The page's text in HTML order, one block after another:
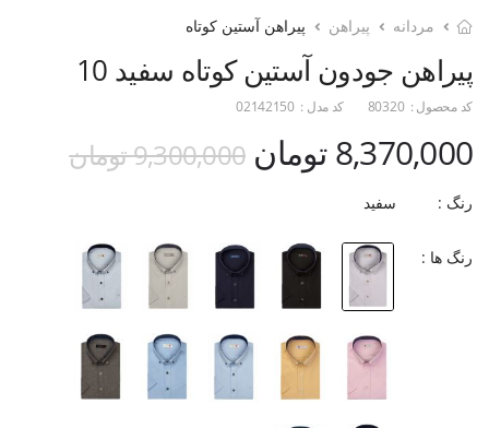
مردانه پیراهن پیراهن آستین کوتاه
پیراهن جودون آستین کوتاه سفید 10
کد محصول : 80320 کد مدل : 02142150
8,370,000 تومان 9,300,000 تومان
رنگ : سفید
رنگ ها :